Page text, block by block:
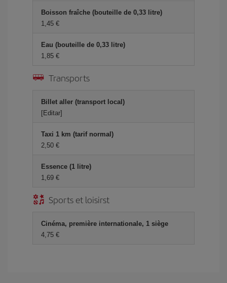
Boisson fraîche (bouteille de 0,33 litre)
1,45 €
Eau (bouteille de 0,33 litre)
1,85 €
Transports
Billet aller (transport local)
[Editar]
Taxi 1 km (tarif normal)
2,50 €
Essence (1 litre)
1,69 €
Sports et loisirst
Cinéma, première internationale, 1 siège
4,75 €